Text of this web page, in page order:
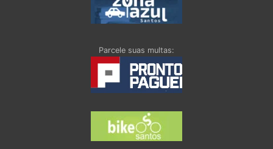
Parcele suas multas: